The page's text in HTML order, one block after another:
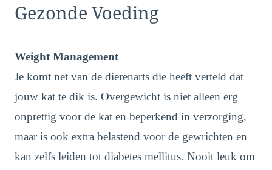
Gezonde Voeding
Weight Management
Je komt net van de dierenarts die heeft verteld dat
jouw kat te dik is. Overgewicht is niet alleen erg
onprettig voor de kat en beperkend in verzorging,
maar is ook extra belastend voor de gewrichten en
kan zelfs leiden tot diabetes mellitus. Nooit leuk om